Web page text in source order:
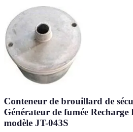
Conteneur de brouillard de
Générateur de fumée
modèle JT-043S